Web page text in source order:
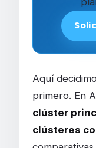
Aquí
primero. En
clúster
clústeres